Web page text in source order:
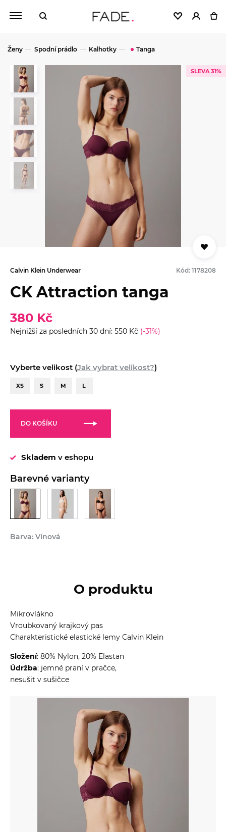
Ženy Spodní prádlo Kalhotky Tanga
SLEVA 31%
Calvin Klein Underwear Kód: 1178208
CK Attraction tanga
380 Kč
Nejnižší za posledních 30 dní: 550 Kč (-31%)
Vyberte velikost (Jak vybrat velikost?)
XS S M L
DO KOŠÍKU
Skladem v eshopu
Barevné varianty
Barva: Vínová
O produktu
Mikrovlákno
Vroubkovaný krajkový pas
Charakteristické elastické lemy Calvin Klein
Složení: 80% Nylon, 20% Elastan
Údržba: jemné praní v pračce,
nesušit v sušičce